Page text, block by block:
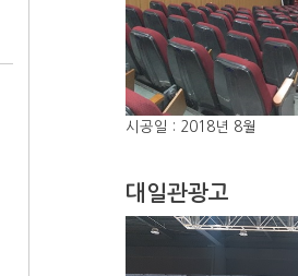
시공일 : 2018년 8월
대일관광고